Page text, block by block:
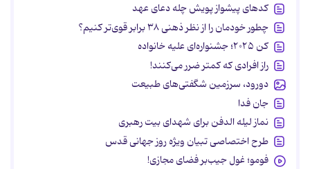
کدهای پیشواز پویش چله دعای عهد
چطور خودمان را از نظر ذهنی ۳۸ برابر قوی‌تر کنیم؟
کن ۲۰۲۵؛ جشنواره‌ای علیه خانواده
راز افرادی که کمتر ضرر می‌کنند!
دورود، سرزمین شگفتی‌های طبیعت
جان فدا
نماز لیله الدفن برای شهدای بیت رهبری
طرح اختصاصی تبیان ویژه روز جهانی قدس
فومو؛ غول جیب‌بر فضای مجازی!